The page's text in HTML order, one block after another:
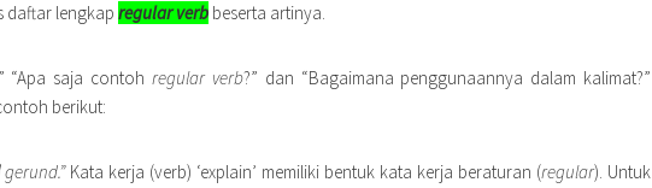
daftar lengkap regular verb beserta artinya.
“Apa saja contoh regular verb?” dan “Bagaimana penggunaannya dalam kalimat?”
berikut:
gerund.” Kata kerja (verb) ‘explain’ memiliki bentuk kata kerja beraturan (regular). Untuk